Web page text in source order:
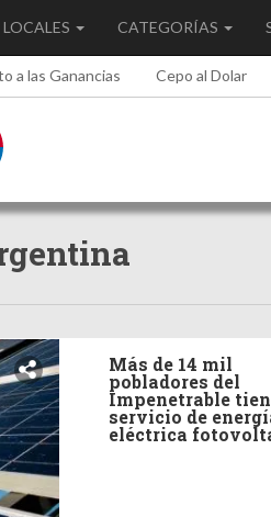
LOCALES CATEGORÍAS
a las Ganancias Cepo al Dolar
Más de 14 mil
pobladores del
Impenetrable
servicio de
eléctrica